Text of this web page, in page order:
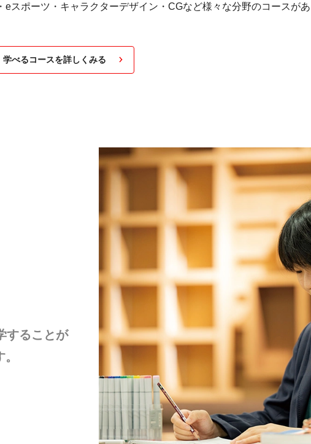
スポーツ・キャラクターデザイン・CGなど様々な分野のコースがあ
学べるコースを詳しくみる
することが